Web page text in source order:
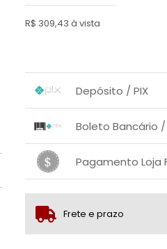
R$ 309,43 à vista
Depósito / PIX
Boleto Bancário /
Pagamento Loja
Frete e prazo